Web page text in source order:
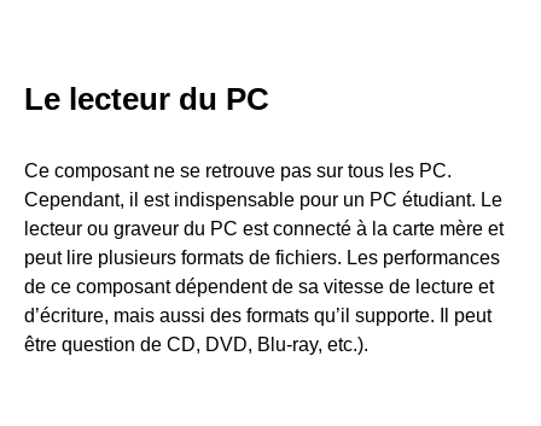
Le lecteur du PC
Ce composant ne se retrouve pas sur tous les PC.
Cependant, il est indispensable pour un PC étudiant. Le
lecteur ou graveur du PC est connecté à la carte mère et
peut lire plusieurs formats de fichiers. Les performances
de ce composant dépendent de sa vitesse de lecture et
d’écriture, mais aussi des formats qu’il supporte. Il peut
être question de CD, DVD, Blu-ray, etc.).